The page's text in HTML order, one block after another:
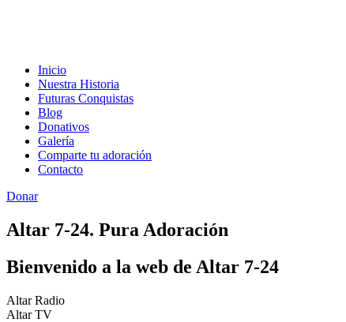
Inicio
Nuestra Historia
Futuras Conquistas
Blog
Donativos
Galería
Comparte tu adoración
Contacto
Donar
Altar 7-24. Pura Adoración
Bienvenido a la web de Altar 7-24
Altar Radio
Altar TV